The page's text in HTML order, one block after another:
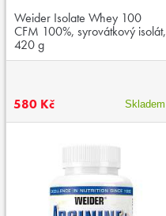
Weider Isolate Whey 100
CFM 100%, syrovátkový isolát,
420 g
580 Kč Skladem